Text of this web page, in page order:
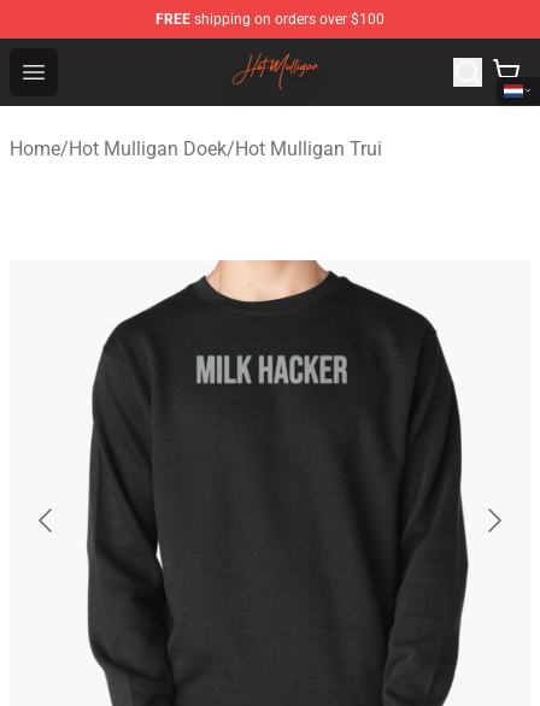
FREE shipping on orders over $100
Open menu
Hot Mulligan Shop - Official Hot Mulligan Merchandise
Home/Hot Mulligan Doek/Hot Mulligan Trui